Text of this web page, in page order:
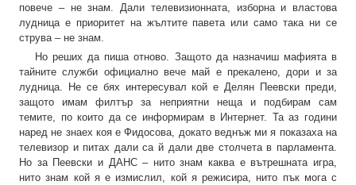
повече – не знам. Дали телевизионната, изборна и властова
лудница е приоритет на жълтите павета или само така ни се
струва – не знам.
Но реших да пиша отново. Защото да назначиш мафията в
тайните служби официално вече май е прекалено, дори и за
лудница. Не се бях интересувал кой е Делян Пеевски преди,
защото имам филтър за неприятни неща и подбирам сам
темите, по които да се информирам в Интернет. Та аз години
наред не знаех коя е Фидосова, докато веднъж ми я показаха на
телевизор и питах дали са й дали две столчета в парламента.
Но за Пеевски и ДАНС – нито знам каква е вътрешната игра,
нито знам кой я е измислил, кой я режисира, нито пък мога с